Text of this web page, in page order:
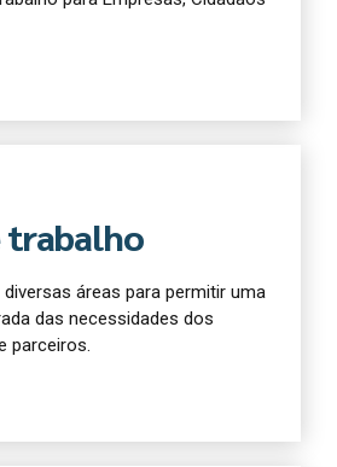
trabalho
áreas para permitir uma
das necessidades dos
parceiros.